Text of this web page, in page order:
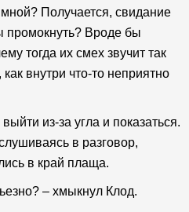
Получается, свидание
промокнуть? Вроде бы
тогда их смех звучит так
внутри что-то неприятно
из-за угла и показаться.
в разговор,
в край плаща.
– хмыкнул Клод.